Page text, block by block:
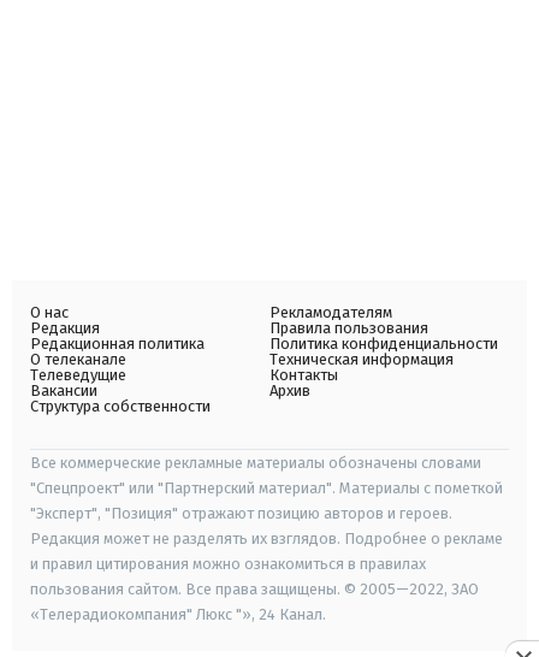
О нас
Редакция
Редакционная политика
О телеканале
Телеведущие
Вакансии
Структура собственности
Рекламодателям
Правила пользования
Политика конфиденциальности
Техническая информация
Контакты
Архив
Все коммерческие рекламные материалы обозначены словами
"Спецпроект" или "Партнерский материал". Материалы с пометкой
"Эксперт", "Позиция" отражают позицию авторов и героев.
Редакция может не разделять их взглядов. Подробнее о рекламе
и правил цитирования можно ознакомиться в правилах
пользования сайтом. Все права защищены. © 2005—2022, ЗАО
«Телерадиокомпания" Люкс "», 24 Канал.